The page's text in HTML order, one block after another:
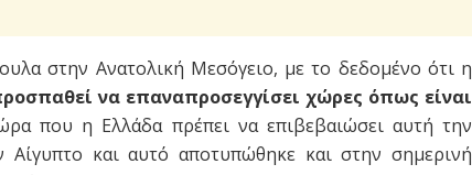
στην Ανατολική Μεσόγειο, με το δεδομένο ότι η
να επαναπροσεγγίσει χώρες όπως είναι
που η Ελλάδα πρέπει να επιβεβαιώσει αυτή την
και αυτό αποτυπώθηκε και στην σημερινή